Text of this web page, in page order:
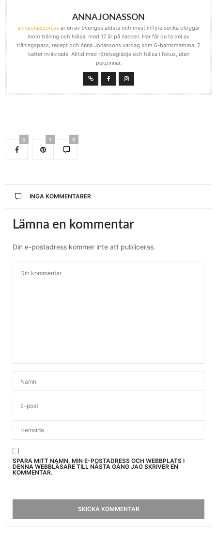
ANNA JONASSON
annajonasson.seär en av Sveriges äldsta och mest inflytelserika bloggar
inom träning och hälsa, med 17 år på nacken. Här får du ta del av
träningspass, recept och Anna Jonassons vardag som 6-barnsmamma, 2
katter inräknade. Alltid med rörelseglädje och hälsa i fokus, utan
pekpinnar.
0 1 0
INGA KOMMENTARER
Lämna en kommentar
Din e-postadress kommer inte att publiceras.
SPARA MITT NAMN, MIN E-POSTADRESS OCH WEBBPLATS I
DENNA WEBBLÄSARE TILL NÄSTA GÅNG JAG SKRIVER EN
KOMMENTAR.